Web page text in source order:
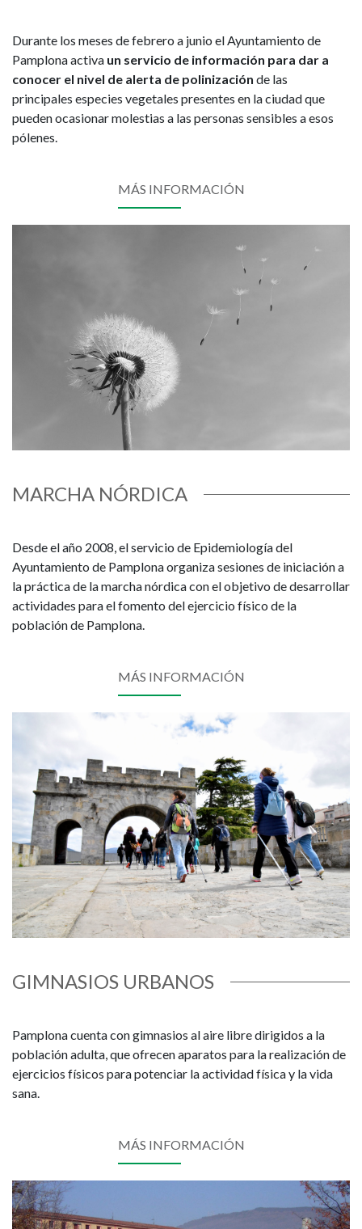
Durante los meses de febrero a junio el Ayuntamiento de
Pamplona activa un servicio de información para dar a
conocer el nivel de alerta de polinización de las
principales especies vegetales presentes en la ciudad que
pueden ocasionar molestias a las personas sensibles a esos
pólenes.
MÁS INFORMACIÓN
MARCHA NÓRDICA
Desde el año 2008, el servicio de Epidemiología del
Ayuntamiento de Pamplona organiza sesiones de iniciación a
la práctica de la marcha nórdica con el objetivo de desarrollar
actividades para el fomento del ejercicio físico de la
población de Pamplona.
MÁS INFORMACIÓN
GIMNASIOS URBANOS
Pamplona cuenta con gimnasios al aire libre dirigidos a la
población adulta, que ofrecen aparatos para la realización de
ejercicios físicos para potenciar la actividad física y la vida
sana.
MÁS INFORMACIÓN
Imagen